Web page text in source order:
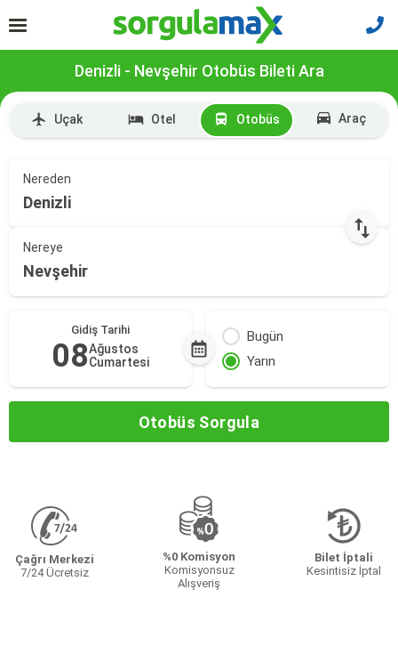
Denizli - Nevşehir Otobüs Bileti Ara
Uçak Otel Otobüs Araç
Nereden
Denizli
Nereye
Nevşehir
Gidiş Tarihi
08Ağustos
Cumartesi
Bugün
Yarın
Otobüs Sorgula
Çağrı Merkezi
7/24 Ücretsiz
%0 Komisyon
Komisyonsuz
Alışveriş
Bilet İptali
Kesintisiz İptal